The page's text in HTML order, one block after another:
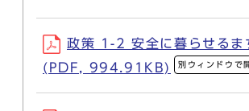
政策 1-2 安全に暮らせるま
(PDF, 994.91KB)
別ウィンドウで